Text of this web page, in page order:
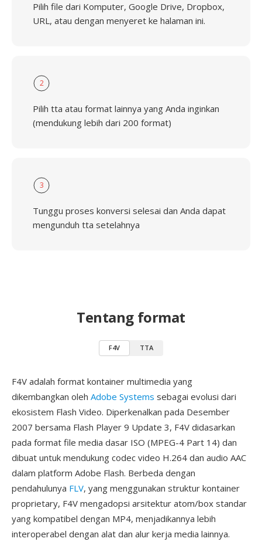
Pilih file dari Komputer, Google Drive, Dropbox,
URL, atau dengan menyeret ke halaman ini.
2
Pilih tta atau format lainnya yang Anda inginkan
(mendukung lebih dari 200 format)
3
Tunggu proses konversi selesai dan Anda dapat
mengunduh tta setelahnya
Tentang format
F4V TTA
F4V adalah format kontainer multimedia yang
dikembangkan oleh Adobe Systems sebagai evolusi dari
ekosistem Flash Video. Diperkenalkan pada Desember
2007 bersama Flash Player 9 Update 3, F4V didasarkan
pada format file media dasar ISO (MPEG-4 Part 14) dan
dibuat untuk mendukung codec video H.264 dan audio AAC
dalam platform Adobe Flash. Berbeda dengan
pendahulunya FLV, yang menggunakan struktur kontainer
proprietary, F4V mengadopsi arsitektur atom/box standar
yang kompatibel dengan MP4, menjadikannya lebih
interoperabel dengan alat dan alur kerja media lainnya.